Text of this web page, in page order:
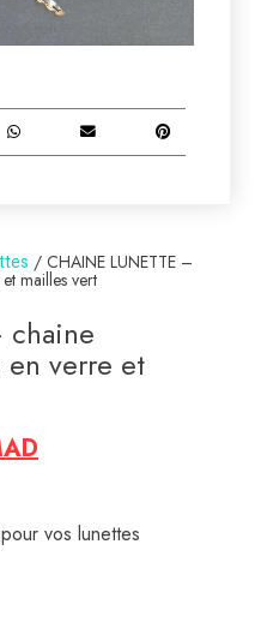
/ CHAINE LUNETTE –
mailles vert
chaine
en verre et
vos lunettes